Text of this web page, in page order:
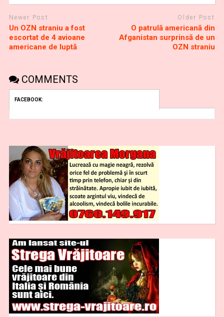
Newer Post
Un OZN straniu a fost
escortat de 4 avioane
americane de luptă
Older Post
O patrulă americană din
Afganistan surprinsă de un
OZN straniu
COMMENTS
FACEBOOK: